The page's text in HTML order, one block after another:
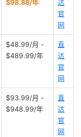
$98.88/年
达
官
网
$48.99/月 -
$489.99/年
直
达
官
网
$93.99/月 -
$948.99/年
直
达
官
网